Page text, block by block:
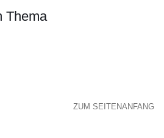
Thema
ZUM SEITENANFANG